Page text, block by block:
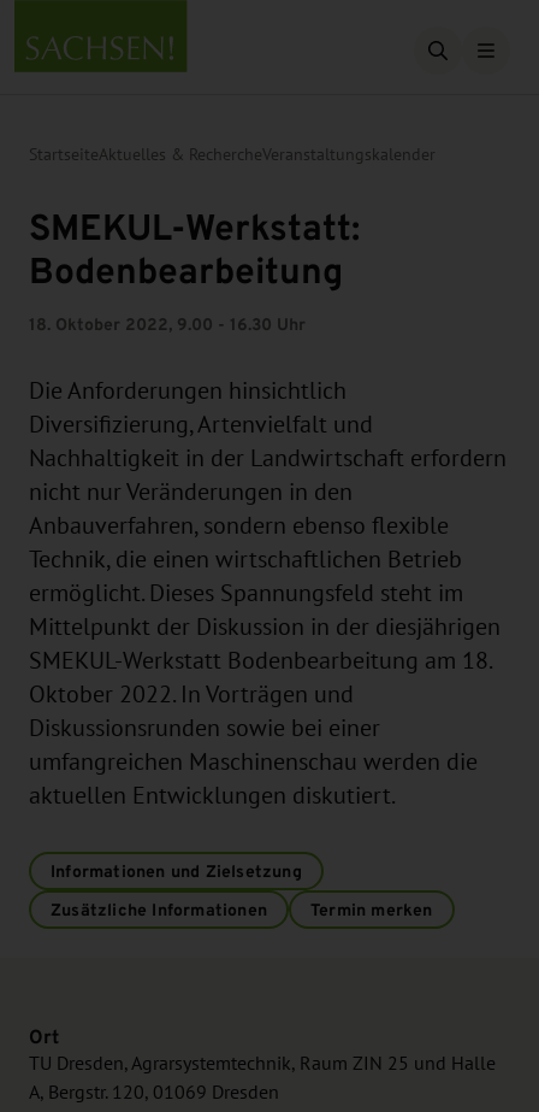
Suche
StartseiteAktuelles & RechercheVeranstaltungskalender
SMEKUL-Werkstatt:
Bodenbearbeitung
18. Oktober 2022, 9.00 - 16.30 Uhr
Die Anforderungen hinsichtlich
Diversifizierung, Artenvielfalt und
Nachhaltigkeit in der Landwirtschaft erfordern
nicht nur Veränderungen in den
Anbauverfahren, sondern ebenso flexible
Technik, die einen wirtschaftlichen Betrieb
ermöglicht. Dieses Spannungsfeld steht im
Mittelpunkt der Diskussion in der diesjährigen
SMEKUL-Werkstatt Bodenbearbeitung am 18.
Oktober 2022. In Vorträgen und
Diskussionsrunden sowie bei einer
umfangreichen Maschinenschau werden die
aktuellen Entwicklungen diskutiert.
Informationen und Zielsetzung
Zusätzliche Informationen
Termin merken
Ort
TU Dresden, Agrarsystemtechnik, Raum ZIN 25 und Halle
A, Bergstr. 120, 01069 Dresden